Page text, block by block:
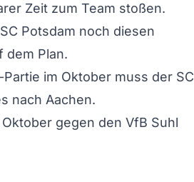
Zeit zum Team stoßen.
Potsdam noch diesen
dem Plan.
im Oktober muss der SC
nach Aachen.
gegen den VfB Suhl